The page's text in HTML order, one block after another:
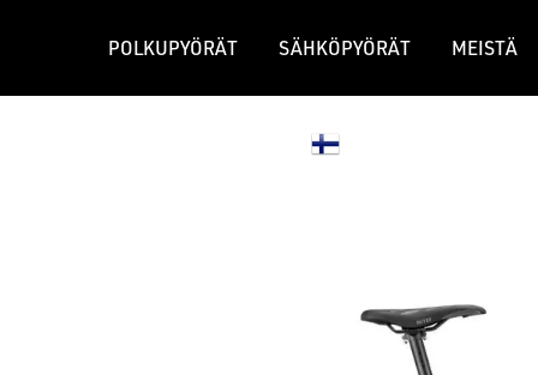
POLKUPYÖRÄT SÄHKÖPYÖRÄT MEISTÄ